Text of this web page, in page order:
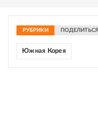
РУБРИКИ ПОДЕЛИТЬСЯ
Южная Корея